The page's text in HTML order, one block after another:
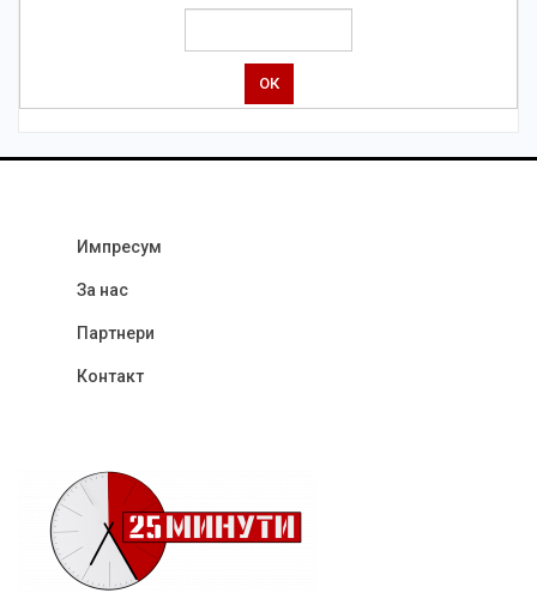
Импресум
За нас
Партнери
Контакт